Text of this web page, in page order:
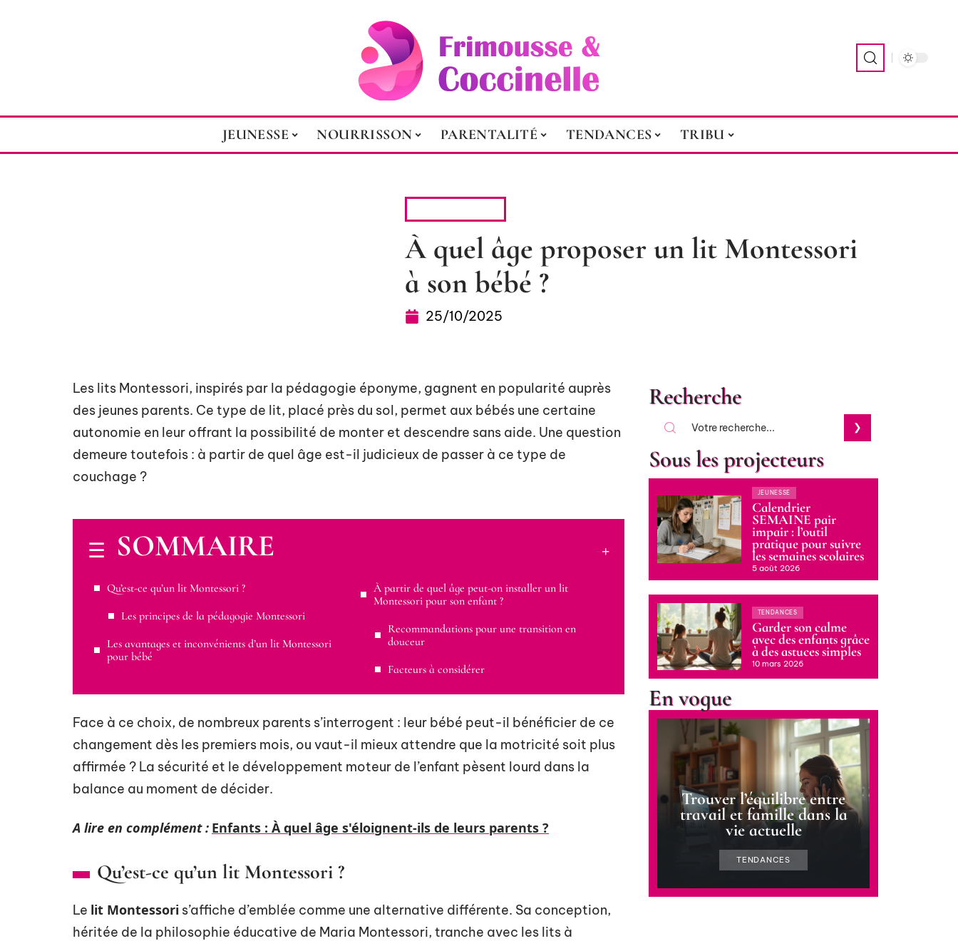
JEUNESSE NOURRISSON PARENTALITÉ TENDANCES TRIBU
À quel âge proposer un lit Montessori
à son bébé ?
25/10/2025
Les lits Montessori, inspirés par la pédagogie éponyme, gagnent en popularité auprès
des jeunes parents. Ce type de lit, placé près du sol, permet aux bébés une certaine
autonomie en leur offrant la possibilité de monter et descendre sans aide. Une question
demeure toutefois : à partir de quel âge est-il judicieux de passer à ce type de
couchage ?
SOMMAIRE
Qu’est-ce qu’un lit Montessori ?
Les principes de la pédagogie Montessori
Les avantages et inconvénients d’un lit Montessori
pour bébé
À partir de quel âge peut-on installer un lit
Montessori pour son enfant ?
Recommandations pour une transition en
douceur
Facteurs à considérer
Face à ce choix, de nombreux parents s’interrogent : leur bébé peut-il bénéficier de ce
changement dès les premiers mois, ou vaut-il mieux attendre que la motricité soit plus
affirmée ? La sécurité et le développement moteur de l’enfant pèsent lourd dans la
balance au moment de décider.
A lire en complément : Enfants : À quel âge s'éloignent-ils de leurs parents ?
Qu’est-ce qu’un lit Montessori ?
Le lit Montessori s’affiche d’emblée comme une alternative différente. Sa conception,
héritée de la philosophie éducative de Maria Montessori, tranche avec les lits à
Recherche
Sous les projecteurs
JEUNESSE
Calendrier
SEMAINE pair
impair : l’outil
pratique pour suivre
les semaines scolaires
5 août 2026
TENDANCES
Garder son calme
avec des enfants grâce
à des astuces simples
10 mars 2026
En vogue
Trouver l’équilibre entre
travail et famille dans la
vie actuelle
TENDANCES